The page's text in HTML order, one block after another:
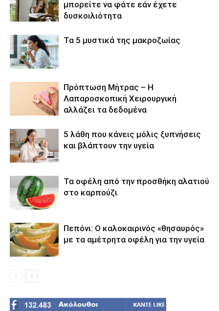
μπορείτε να φάτε εάν έχετε
δυσκοιλιότητα
Τα 5 μυστικά της μακροζωίας
Πρόπτωση Μήτρας – Η
Λαπαροσκοπική Χειρουργική
αλλάζει τα δεδομένα
5 λάθη που κάνεις μόλις ξυπνήσεις
και βλάπτουν την υγεία
Τα οφέλη από την προσθήκη αλατιού
στο καρπούζι
Πεπόνι: Ο καλοκαιρινός «θησαυρός»
με τα αμέτρητα οφέλη για την υγεία